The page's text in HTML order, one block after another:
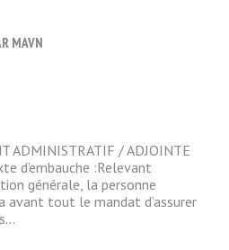
MAVN
ADMINISTRATIF / ADJOINTE
d’embauche :Relevant
générale, la personne
tout le mandat d’assurer